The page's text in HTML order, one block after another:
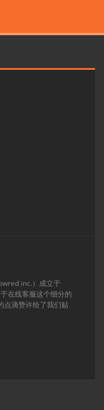
inc.）成立于
在线客服这个细分的
点滴赞许给了我们贴